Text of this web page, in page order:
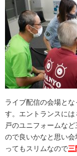
ライブ配信の会場とな
す。エントランスに
戸のユニフォームな
ので良いかなと思い会
ってもスリムなので三